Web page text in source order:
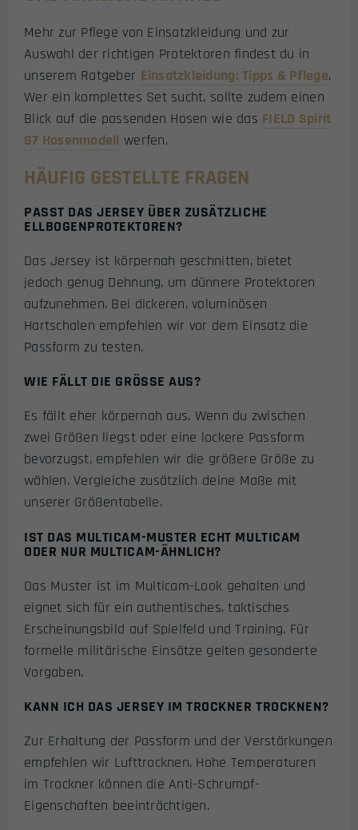
Mehr zur Pflege von Einsatzkleidung und zur
Auswahl der richtigen Protektoren findest du in
unserem Ratgeber Einsatzkleidung: Tipps & Pflege.
Wer ein komplettes Set sucht, sollte zudem einen
Blick auf die passenden Hosen wie das FIELD Spirit
G7 Hosenmodell werfen.
HÄUFIG GESTELLTE FRAGEN
PASST DAS JERSEY ÜBER ZUSÄTZLICHE
ELLBOGENPROTEKTOREN?
Das Jersey ist körpernah geschnitten, bietet
jedoch genug Dehnung, um dünnere Protektoren
aufzunehmen. Bei dickeren, voluminösen
Hartschalen empfehlen wir vor dem Einsatz die
Passform zu testen.
WIE FÄLLT DIE GRÖSSE AUS?
Es fällt eher körpernah aus. Wenn du zwischen
zwei Größen liegst oder eine lockere Passform
bevorzugst, empfehlen wir die größere Größe zu
wählen. Vergleiche zusätzlich deine Maße mit
unserer Größentabelle.
IST DAS MULTICAM-MUSTER ECHT MULTICAM
ODER NUR MULTICAM-ÄHNLICH?
Das Muster ist im Multicam-Look gehalten und
eignet sich für ein authentisches, taktisches
Erscheinungsbild auf Spielfeld und Training. Für
formelle militärische Einsätze gelten gesonderte
Vorgaben.
KANN ICH DAS JERSEY IM TROCKNER TROCKNEN?
Zur Erhaltung der Passform und der Verstärkungen
empfehlen wir Lufttrocknen. Hohe Temperaturen
im Trockner können die Anti-Schrumpf-
Eigenschaften beeinträchtigen.